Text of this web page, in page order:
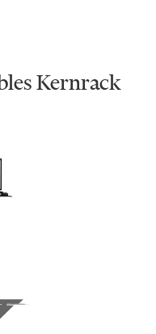
Kernrack